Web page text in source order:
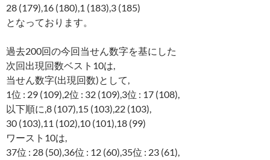
28 (179),16 (180),1 (183),3 (185)
となっております。
過去200回の今回当せん数字を基にした
次回出現回数ベスト10は,
当せん数字(出現回数)として,
1位 : 29 (109),2位 : 32 (109),3位 : 17 (108),
以下順に,8 (107),15 (103),22 (103),
30 (103),11 (102),10 (101),18 (99)
ワースト10は,
37位 : 28 (50),36位 : 12 (60),35位 : 23 (61),